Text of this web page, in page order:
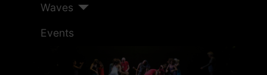
Waves
Events